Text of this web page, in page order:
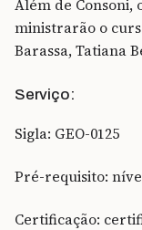
Além de Consoni,
ministrarão o
Barassa, Tatiana
Serviço:
Sigla: GEO-0125
Pré-requisito:
Certificação: